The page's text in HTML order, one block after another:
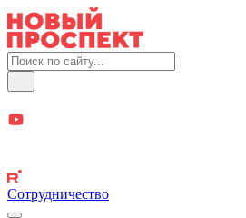
Сотрудничество